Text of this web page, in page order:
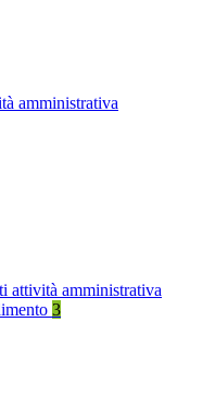
amministrativa
attività amministrativa
3